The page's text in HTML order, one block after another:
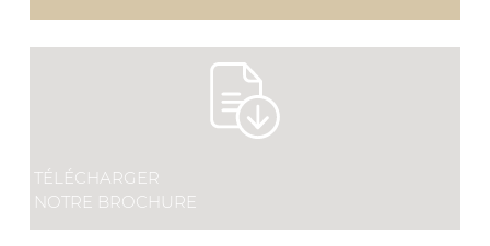
TÉLÉCHARGER
NOTRE BROCHURE